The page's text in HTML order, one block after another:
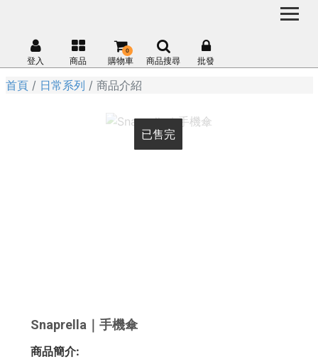
登入 商品 購物車
0
商品搜尋 批發
首頁 日常系列 商品介紹
已售完
已售完
已售完
Snaprella｜手機傘
商品簡介: